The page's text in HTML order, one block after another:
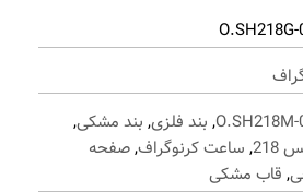
, بند فلزی, بند مشکی,
, ساعت کرنوگراف,صفحه
, قاب مشکی